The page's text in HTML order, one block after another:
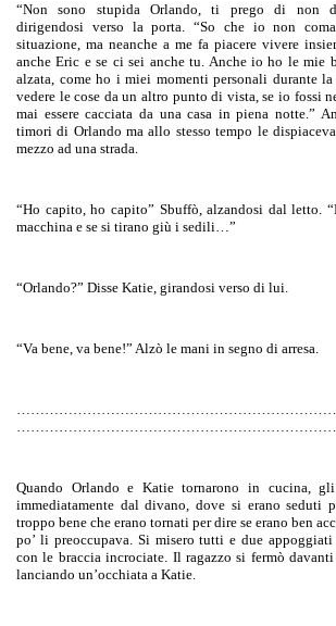
“Non sono stupida Orlando, ti prego di non
dirigendosi verso la porta. “So che io non
situazione, ma neanche a me fa piacere vivere
anche Eric e se ci sei anche tu. Ancheio ho le mie
alzata, come ho i miei momenti personali durante
vedere le cose da un altro punto di vista, se io fossi
mai essere cacciata da una casa in piena notte.”
timoridi Orlando ma allo stesso tempo le
mezzo ad una strada.
“Ho capito, ho capito” Sbuffò, alzandosi dal letto. “
macchina e se si tirano giù i sedili…”
“Orlando?” Disse Katie, girandosi verso di lui.
“Va bene, va bene!” Alzò le mani in segno di arresa.
Quando Orlando e Katie tornarono in cucina,
immediatamente dal divano, dove si erano seduti
troppo bene che erano tornati per dire se erano ben
po’ li preoccupava. Si miserotutti e due
con le braccia incrociate. Il ragazzo si fermò
lanciando un’occhiata a Katie.